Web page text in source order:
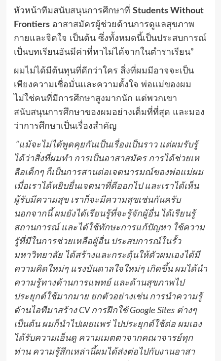
หัวหน้าทีมสนับสนุนการศึกษาที่ Students Without
Frontiersอาสาสมัครผู้ช่วยด้านการดูแลสุขภาพ
กายและจิตใจ เป็นต้น ซึ่งทั้งหมดนี้เป็นประสบการณ์
เป็นบทเรียนอันมีค่าที่หาไม่ได้จากในตำราเรียน”
ผมไม่ได้มีต้นทุนที่ดีกว่าใคร สิ่งที่ผมมีอาจจะเป็น
เพียงความเชื่อมั่นและความตั้งใจ พ่อแม่ของผม
ไม่ใช่คนที่มีการศึกษาสูงมากนัก แต่พวกเขา
สนับสนุนการศึกษาของผมอย่างเต็มที่ที่สุด และมอง
ว่าการศึกษาเป็นเรื่องสำคัญ
“แม้จะไม่ได้พูดคุยกันเป็นเรื่องเป็นราว แต่ผมรับรู้
ได้ว่าสิ่งที่ผมทำ การเป็นอาสาสมัคร การได้ช่วยเห
ลือเด็กๆ ก็เป็นการสานต่อเจตนารมณ์ของพ่อแม่ผม
เมื่อเราได้หยิบยื่นเจตนาที่ดีออกไป และเราได้เห็น
ผู้รับมีความสุข เราก็จะมีความสุขเช่นกันครับ
นอกจากนี้ ผมยังได้เรียนรู้ที่จะรู้จักผู้อื่น ได้เรียนรู้
สถานการณ์ และได้ใช้ทักษะการแก้ปัญหา ใช้ความ
รู้ที่มีในการช่วยเหลือผู้อื่น ประสบการณ์ในรั้ว
มหาวิทยาลัย ได้สร้างและกระตุ้นให้ตัวผมเองได้มี
ความคิดใหม่ๆ แรงบันดาลใจใหม่ๆ เกิดขึ้น ผมได้นำ
ความรู้ทางด้านการแพทย์ และด้านสุขภาพไป
ประยุกต์ใช้มากมาย ยกตัวอย่างเช่น การนำความรู้
ด้านไอทีมาสร้าง CV การฝึกใช้ Google Sites ต่างๆ
เป็นต้น ผมก็นำไปเผยแพร่ ไปประยุกต์ใช้ต่อ ผมเอง
ได้รับความเอ็นดู ความเมตตาจากคณาจารย์ทุก
ท่าน ความรู้สึกเหล่านี้ผมได้ส่งต่อไปกับงานอาสา